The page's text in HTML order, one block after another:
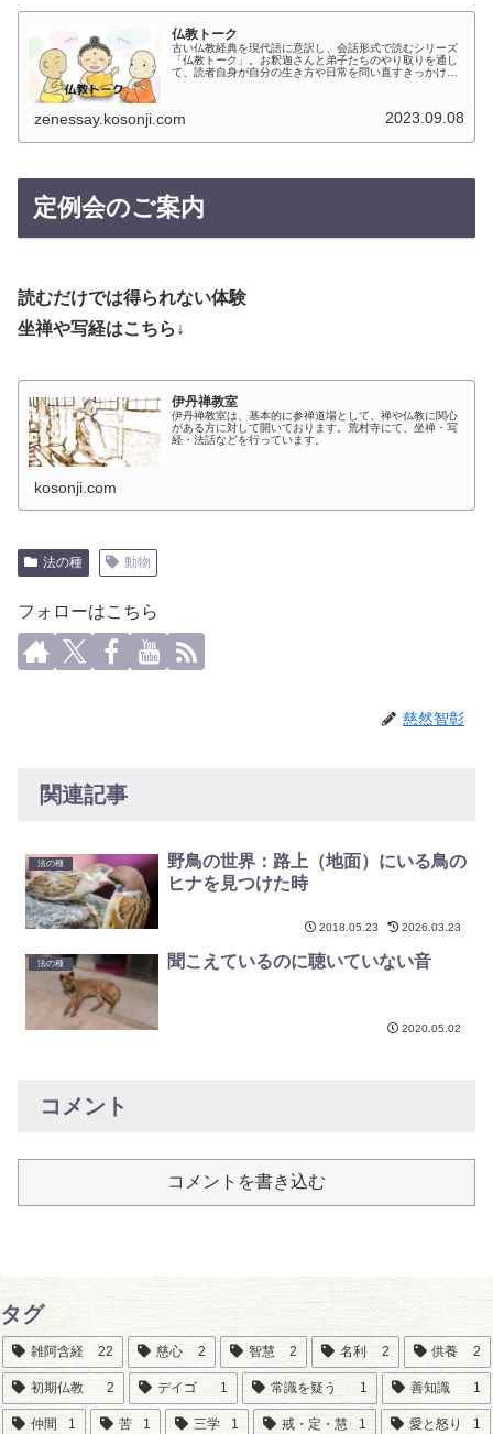
仏教トーク
古い仏教経典を現代語に意訳し、会話形式で読むシリーズ
「仏教トーク」。お釈迦さんと弟子たちのやり取りを通し
て、読者自身が自分の生き方や日常を問い直すきっかけを
zenessay.kosonji.com 2023.09.08
定例会のご案内
読むだけでは得られない体験
坐禅や写経はこちら↓
伊丹禅教室
伊丹禅教室は、基本的に参禅道場として、禅や仏教に関心
がある方に対して開いております。荒村寺にて、坐禅・写
経・法話などを行っています。
kosonji.com
法の種 動物
フォローはこちら
慈然智彰
関連記事
法の種
野鳥の世界：路上（地面）にいる鳥の
ヒナを見つけた時
2018.05.23 2026.03.23
法の種 聞こえているのに聴いていない音
2020.05.02
コメント
コメントを書き込む
タグ
雑阿含経 22 慈心 2 智慧 2 名利 2 供養 2
初期仏教 2 デイゴ 1 常識を疑う 1 善知識 1
仲間 1 苦 1 三学 1 戒・定・慧 1 愛と怒り 1